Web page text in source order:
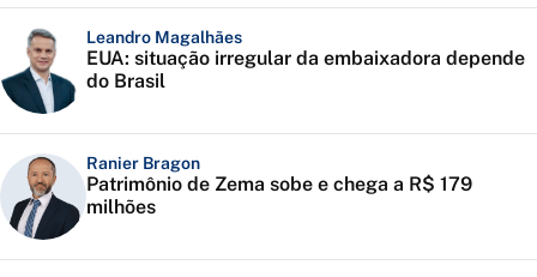
Leandro Magalhães
EUA: situação irregular da embaixadora depende
do Brasil
Ranier Bragon
Patrimônio de Zema sobe e chega a R$ 179
milhões